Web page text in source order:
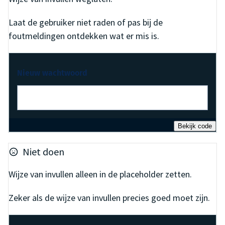
Laat de gebruiker niet raden of pas bij de
foutmeldingen ontdekken wat er mis is.
Nieuw wachtwoord
Bekijk code
Niet doen
Wijze van invullen alleen in de placeholder zetten.
Zeker als de wijze van invullen precies goed moet zijn.